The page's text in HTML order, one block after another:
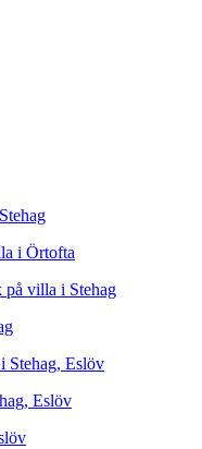
i Örtofta
på villa i Stehag
Stehag, Eslöv
Eslöv